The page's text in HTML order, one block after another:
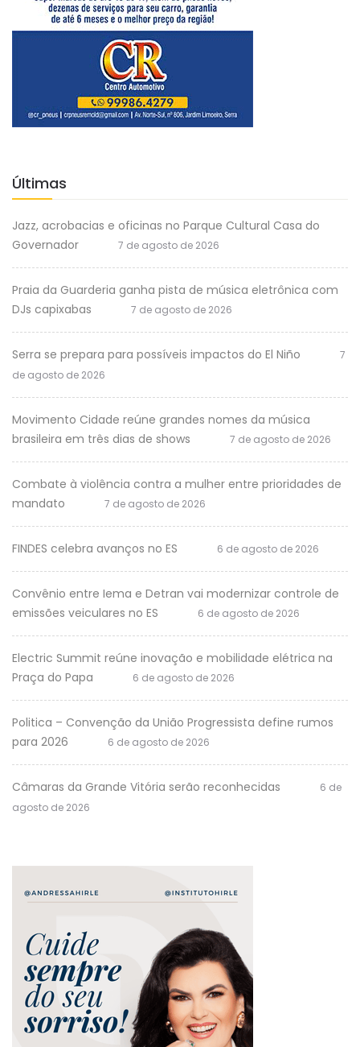
Últimas
Jazz, acrobacias e oficinas no Parque Cultural Casa do
Governador
7 de agosto de 2026
Praia da Guarderia ganha pista de música eletrônica com
DJs capixabas
7 de agosto de 2026
Serra se prepara para possíveis impactos do El Niño
7
de agosto de 2026
Movimento Cidade reúne grandes nomes da música
brasileira em três dias de shows
7 de agosto de 2026
Combate à violência contra a mulher entre prioridades de
mandato
7 de agosto de 2026
FINDES celebra avanços no ES 6 de agosto de 2026
Convênio entre Iema e Detran vai modernizar controle de
emissões veiculares no ES
6 de agosto de 2026
Electric Summit reúne inovação e mobilidade elétrica na
Praça do Papa
6 de agosto de 2026
Politica – Convenção da União Progressista define rumos
para 2026
6 de agosto de 2026
Câmaras da Grande Vitória serão reconhecidas
6 de
agosto de 2026